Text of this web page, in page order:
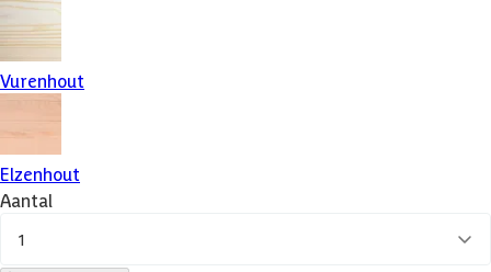
Vurenhout
Elzenhout
Aantal
1